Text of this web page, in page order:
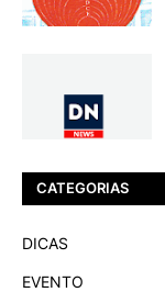
CATEGORIAS
DICAS
EVENTO